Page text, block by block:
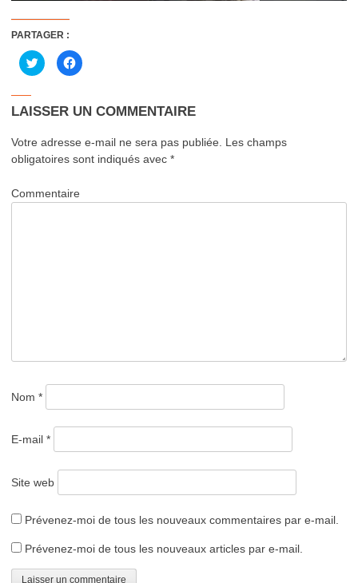
PARTAGER :
Cliquez
pour
partager
dans
une
fenêtre)
Cliquez
pour
dans
une
fenêtre)
LAISSER UN COMMENTAIRE
Votre adresse e-mail ne sera pas publiée. Les champs
obligatoires sont indiqués avec*
Commentaire
Nom*
E-mail*
Site web
Prévenez-moi de tous les nouveaux commentaires par e-mail.
Prévenez-moi de tous les nouveaux articles par e-mail.